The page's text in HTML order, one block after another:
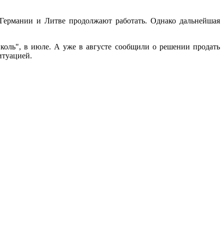
и Литве продолжают работать. Однако дальнейшая
в июле. А уже в августе сообщили о решении продать